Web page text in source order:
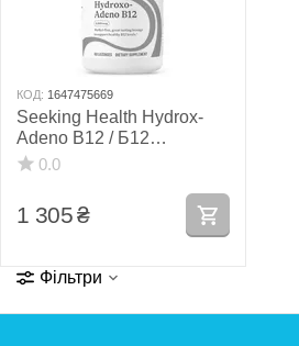
КОД: 1647475669
Seeking Health Hydrox-
Adeno B12 / Б12
Аденозілкобаламін і
0.0
1 305₴
Фільтри